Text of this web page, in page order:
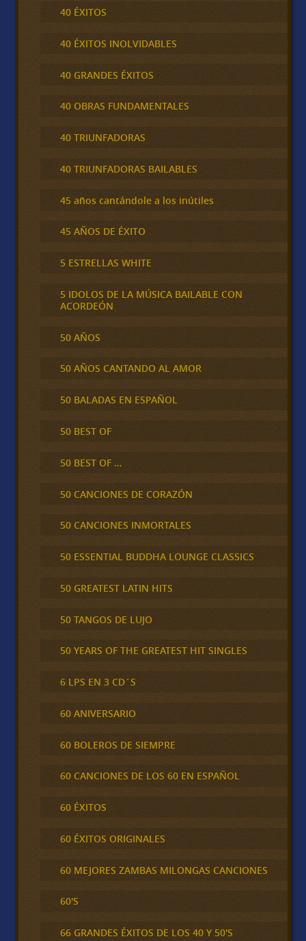
40 ÉXITOS
40 ÉXITOS INOLVIDABLES
40 GRANDES ÉXITOS
40 OBRAS FUNDAMENTALES
40 TRIUNFADORAS
40 TRIUNFADORAS BAILABLES
45 años cantándole a los inútiles
45 AÑOS DE ÉXITO
5 ESTRELLAS WHITE
5 IDOLOS DE LA MÚSICA BAILABLE CON
ACORDEÓN
50 AÑOS
50 AÑOS CANTANDO AL AMOR
50 BALADAS EN ESPAÑOL
50 BEST OF
50 BEST OF …
50 CANCIONES DE CORAZÓN
50 CANCIONES INMORTALES
50 ESSENTIAL BUDDHA LOUNGE CLASSICS
50 GREATEST LATIN HITS
50 TANGOS DE LUJO
50 YEARS OF THE GREATEST HIT SINGLES
6 LPS EN 3 CD´S
60 ANIVERSARIO
60 BOLEROS DE SIEMPRE
60 CANCIONES DE LOS 60 EN ESPAÑOL
60 ÉXITOS
60 ÉXITOS ORIGINALES
60 MEJORES ZAMBAS MILONGAS CANCIONES
60'S
66 GRANDES ÉXITOS DE LOS 40 Y 50'S